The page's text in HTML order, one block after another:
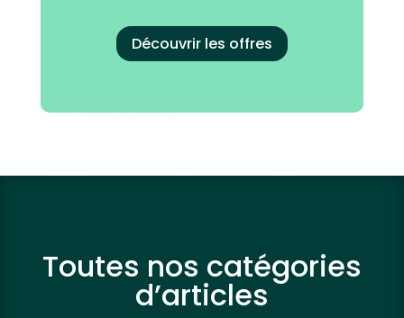
Découvrir les offres
Toutes nos catégories
d’articles